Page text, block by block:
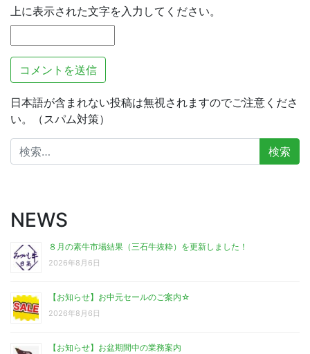
上に表示された文字を入力してください。
日本語が含まれない投稿は無視されますのでご注意くださ
い。（スパム対策）
検
索:
NEWS
８月の素牛市場結果（三石牛抜粋）を更新しました！
2026年8月6日
【お知らせ】お中元セールのご案内☆
2026年8月6日
【お知らせ】お盆期間中の業務案内